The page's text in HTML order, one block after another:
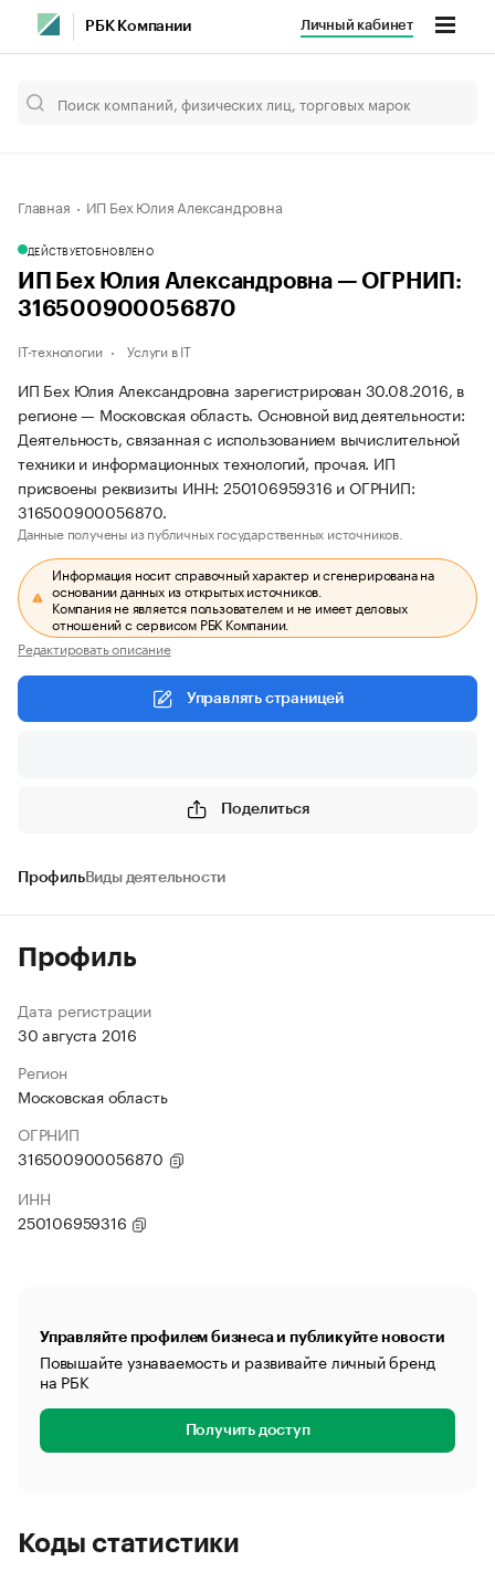
РБК Компании Личный кабинет
Главная ИП Бех Юлия Александровна
ДЕЙСТВУЕТОБНОВЛЕНО
ИП Бех Юлия Александровна — ОГРНИП:
316500900056870
IT-технологии Услуги в IT
ИП Бех Юлия Александровна зарегистрирован 30.08.2016, в
регионе — Московская область. Основной вид деятельности:
Деятельность, связанная с использованием вычислительной
техники и информационных технологий, прочая. ИП
присвоены реквизиты ИНН: 250106959316 и ОГРНИП:
316500900056870.
Данные получены из публичных государственных источников.
Информация носит справочный характер и сгенерирована на
основании данных из открытых источников.
Компания не является пользователем и не имеет деловых
отношений с сервисом РБК Компании.
Редактировать описание
Управлять страницей
Поделиться
ПрофильВиды деятельности
Профиль
Дата регистрации
30 августа 2016
Регион
Московская область
ОГРНИП
316500900056870
ИНН
250106959316
Управляйте профилем бизнеса и публикуйте новости
Повышайте узнаваемость и развивайте личный бренд
на РБК
Получить доступ
Коды статистики